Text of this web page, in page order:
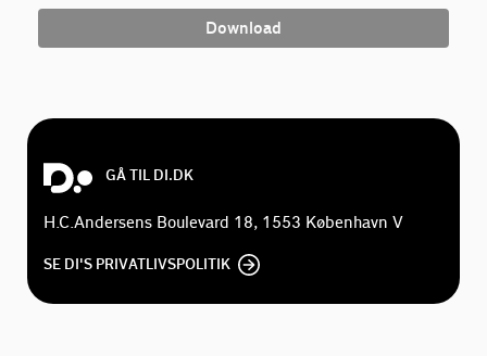
Download
GÅ TIL DI.DK
H.C.Andersens Boulevard 18, 1553 København V
SE DI'S PRIVATLIVSPOLITIK